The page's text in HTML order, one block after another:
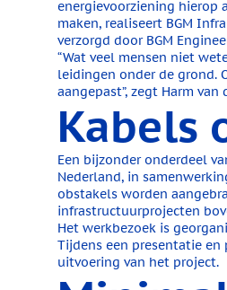
energievoorziening hierop
maken, realiseert BGM
verzorgd door BGM
“Wat veel mensen niet
leidingen onder de grond.
aangepast”, zegt Harm
Kabels
Een bijzonder onderdeel
Nederland, in
obstakels worden
infrastructuurprojecten
Het werkbezoek is
Tijdens een presentatie
uitvoering van het project.